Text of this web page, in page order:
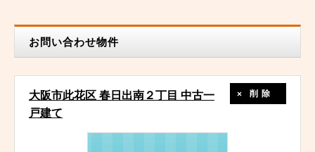
お問い合わせ物件
大阪市此花区 春日出南２丁目 中古一
戸建て
削除